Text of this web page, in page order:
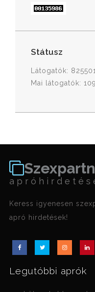
Státusz
Látogatók: 825501
Mai látogatók: 109
Keress igyenesen
apró hirdetések!
Legutóbbi aprók